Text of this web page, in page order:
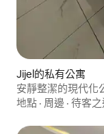
Jijel的私有公寓
安靜整潔的現代化
地點 · 周邊 · 待客